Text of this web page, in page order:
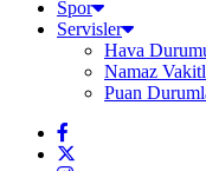
Spor
Servisler
Hava
Namaz
Puan